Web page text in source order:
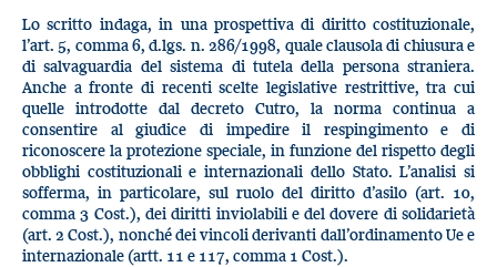
Lo scritto indaga, in una prospettiva di diritto costituzionale,
l’art. 5, comma 6, d.lgs. n. 286/1998, quale clausola di chiusura e
di salvaguardia del sistema di tutela della persona straniera.
Anche a fronte di recenti scelte legislative restrittive, tra cui
quelle introdotte dal decreto Cutro, la norma continua a
consentire al giudice di impedire il respingimento e di
riconoscere la protezione speciale, in funzione del rispetto degli
obblighi costituzionali e internazionali dello Stato. L’analisi si
sofferma, in particolare, sul ruolo del diritto d’asilo (art. 10,
comma 3 Cost.), dei diritti inviolabili e del dovere di solidarietà
(art. 2 Cost.), nonché dei vincoli derivanti dall’ordinamento Ue e
internazionale (artt. 11 e 117, comma 1 Cost.).